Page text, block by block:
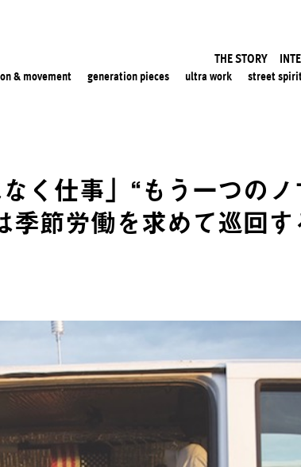
THE STORY
& movement generation pieces ultra work street
く仕事」“もう一つの
季節労働を求めて巡回す